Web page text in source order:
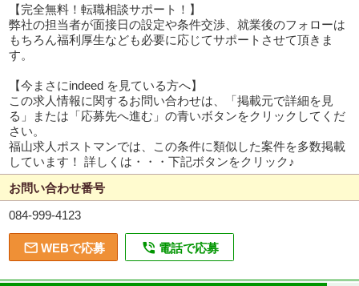
【完全無料！転職相談サポート！】
弊社の担当者が面接日の設定や条件交渉、就業後のフォローは
もちろん福利厚生なども必要に応じてサポートさせて頂きま
す。
【今まさにindeed を見ている方へ】
この求人情報に関するお問い合わせは、「掲載元で詳細を見
る」または「応募先へ進む」の青いボタンをクリックしてくだ
さい。
福山求人ポストマンでは、この条件に類似した案件を多数掲載
しています！ 詳しくは・・・下記ボタンをクリック♪
お問い合わせ番号
084-999-4123
 WEBで応募  電話で応募